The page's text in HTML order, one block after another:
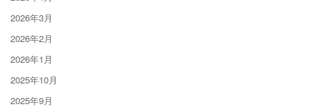
2026年3月
2026年2月
2026年1月
2025年10月
2025年9月